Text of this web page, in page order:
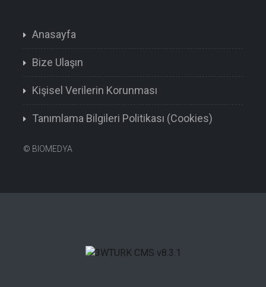
Anasayfa
Bize Ulaşın
Kişisel Verilerin Korunması
Tanımlama Bilgileri Politikası (Cookies)
© BIOMEDYA